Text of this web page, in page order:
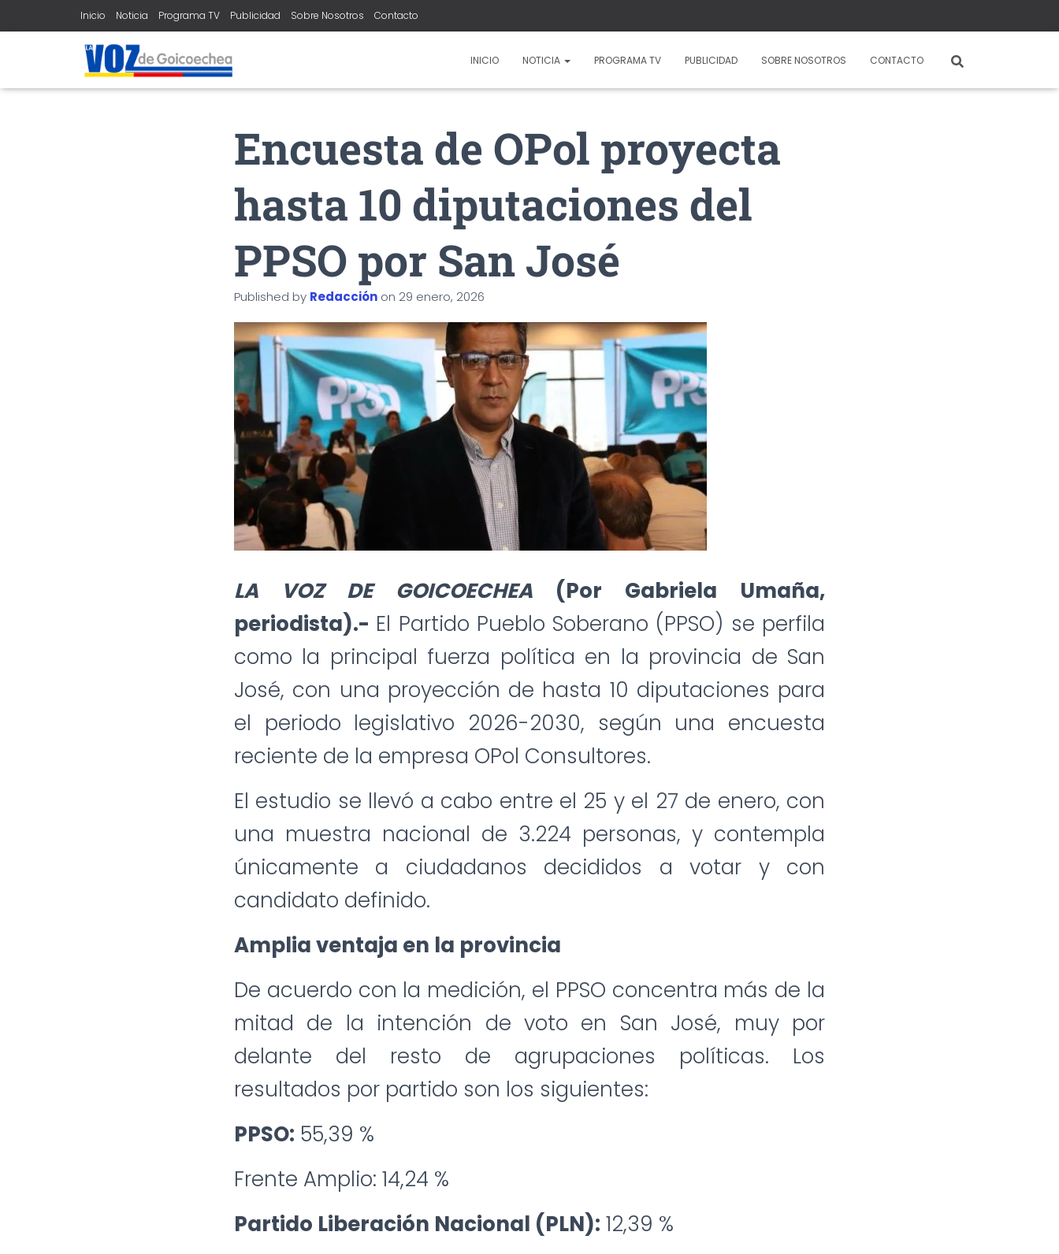
Inicio Noticia Programa TV Publicidad Sobre Nosotros Contacto
INICIO NOTICIA PROGRAMA TV PUBLICIDAD SOBRE NOSOTROS CONTACTO
Encuesta de OPol proyecta
hasta 10 diputaciones del
PPSO por San José
Published by Redacción on 29 enero, 2026
LA VOZ DE GOICOECHEA (Por Gabriela Umaña,
periodista).- El Partido Pueblo Soberano (PPSO) se perfila
como la principal fuerza política en la provincia de San
José, con una proyección de hasta 10 diputaciones para
el periodo legislativo 2026-2030, según una encuesta
reciente de la empresa OPol Consultores.
El estudio se llevó a cabo entre el 25 y el 27 de enero, con
una muestra nacional de 3.224 personas, y contempla
únicamente a ciudadanos decididos a votar y con
candidato definido.
Amplia ventaja en la provincia
De acuerdo con la medición, el PPSO concentra más de la
mitad de la intención de voto en San José, muy por
delante del resto de agrupaciones políticas. Los
resultados por partido son los siguientes:
PPSO: 55,39 %
Frente Amplio: 14,24 %
Partido Liberación Nacional (PLN): 12,39 %